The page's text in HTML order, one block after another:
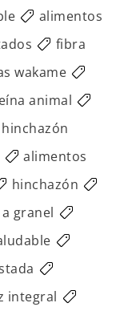
alimentos
fibra
wakame
animal
hinchazón
alimentos
hinchazón
granel
integral